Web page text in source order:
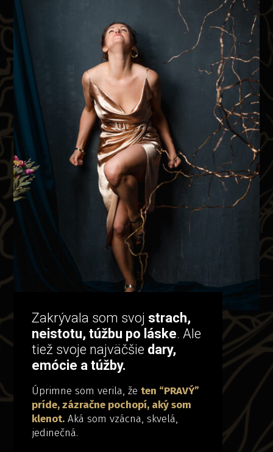
Zakrývala som svoj strach,
neistotu, túžbu po láske. Ale
tiež svoje najväčšie dary,
emócie a túžby.
Úprimne som verila, žeten “PRAVÝ”
príde, zázračne pochopí, aký som
klenot. Aká som vzácna, skvelá,
jedinečná.